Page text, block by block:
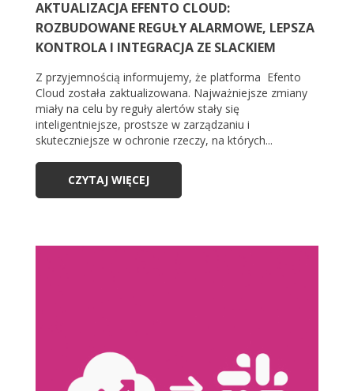
AKTUALIZACJA EFENTO CLOUD:
ROZBUDOWANE REGUŁY ALARMOWE, LEPSZA
KONTROLA I INTEGRACJA ZE SLACKIEM
Z przyjemnością informujemy, że platforma Efento
Cloud została zaktualizowana. Najważniejsze zmiany
miały na celu by reguły alertów stały się
inteligentniejsze, prostsze w zarządzaniu i
skuteczniejsze w ochronie rzeczy, na których...
CZYTAJ WIĘCEJ